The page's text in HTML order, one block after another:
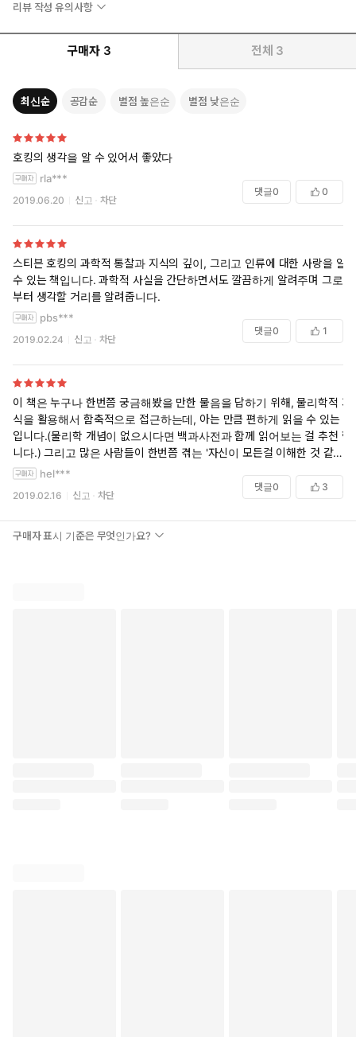
리뷰 작성 유의사항
구매자 3 전체 3
최신순 공감순 별점 높은순 별점 낮은순
호킹의 생각을 알 수 있어서 좋았다
rla***
2019.06.20 신고 차단
댓글0 0
스티븐 호킹의 과학적 통찰과 지식의 깊이, 그리고 인류에 대한 사랑을 알
수 있는 책입니다. 과학적 사실을 간단하면서도 깔끔하게 알려주며 그로
부터 생각할 거리를 알려줍니다.
pbs***
2019.02.24 신고 차단
댓글0 1
이 책은 누구나 한번쯤 궁금해봤을 만한 물음을 답하기 위해, 물리학적 지
식을 활용해서 함축적으로 접근하는데, 아는 만큼 편하게 읽을 수 있는 책
입니다.(물리학 개념이 없으시다면 백과사전과 함께 읽어보는 걸 추천 합
니다.) 그리고 많은 사람들이 한번쯤 겪는 '자신이 모든걸 이해한 것 같은
순간'에 한번쯤 읽어볼 책으로 추천합니다. 여러분도 언제 올지 모르는 그
순간을 대비해 한권쯤 미리 마련해 두시는 게 어떨까요?
hel***
2019.02.16 신고 차단
댓글0 3
구매자 표시 기준은 무엇인가요?